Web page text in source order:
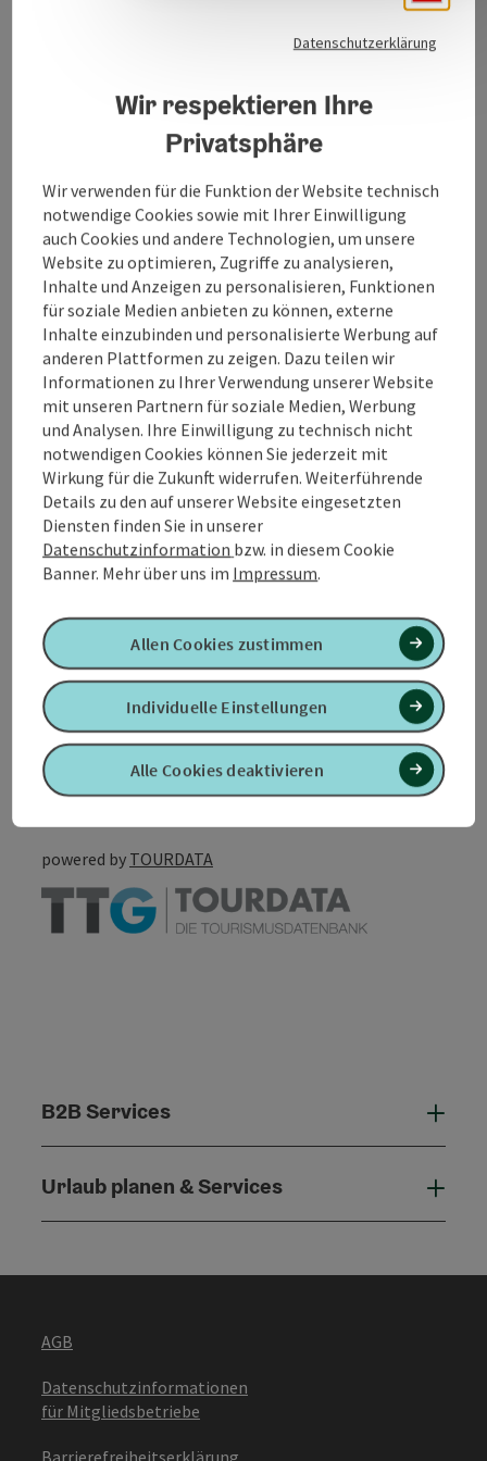
Die Happy Spiralen sind empfindlich auf Luftzug,
ebenfalls auf die aufsteigenden Ströme.
Kontakt
Öffnungszeiten
Anreise/Lage
Preise
Eignung
Barrierefreiheit
PDF erstellen
Beitrag drucken
In der Nähe
powered by TOURDATA
B2B Services
Urlaub planen & Services
AGB
Datenschutzinformationen
für Mitgliedsbetriebe
Barrierefreiheitserklärung
Datenschutzerklärung
Wir respektieren Ihre
Privatsphäre
Wir verwenden für die Funktion der Website technisch
notwendige Cookies sowie mit Ihrer Einwilligung
auch Cookies und andere Technologien, um unsere
Website zu optimieren, Zugriffe zu analysieren,
Inhalte und Anzeigen zu personalisieren, Funktionen
für soziale Medien anbieten zu können, externe
Inhalte einzubinden und personalisierte Werbung auf
anderen Plattformen zu zeigen. Dazu teilen wir
Informationen zu Ihrer Verwendung unserer Website
mit unseren Partnern für soziale Medien, Werbung
und Analysen. Ihre Einwilligung zu technisch nicht
notwendigen Cookies können Sie jederzeit mit
Wirkung für die Zukunft widerrufen. Weiterführende
Details zu den auf unserer Website eingesetzten
Diensten finden Sie in unserer
Datenschutzinformation bzw. in diesem Cookie
Banner. Mehr über uns im Impressum.
Alle Cookies deaktivieren
Individuelle Einstellungen
Allen Cookies zustimmen